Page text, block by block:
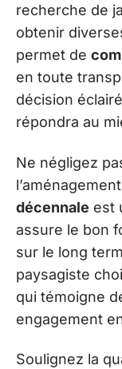
recherche de
obtenir
permet de
en toute
décision
répondra au
Ne négligez
décennale est
assure le bon
sur le long
paysagiste
qui témoigne
engagement
Soulignez la